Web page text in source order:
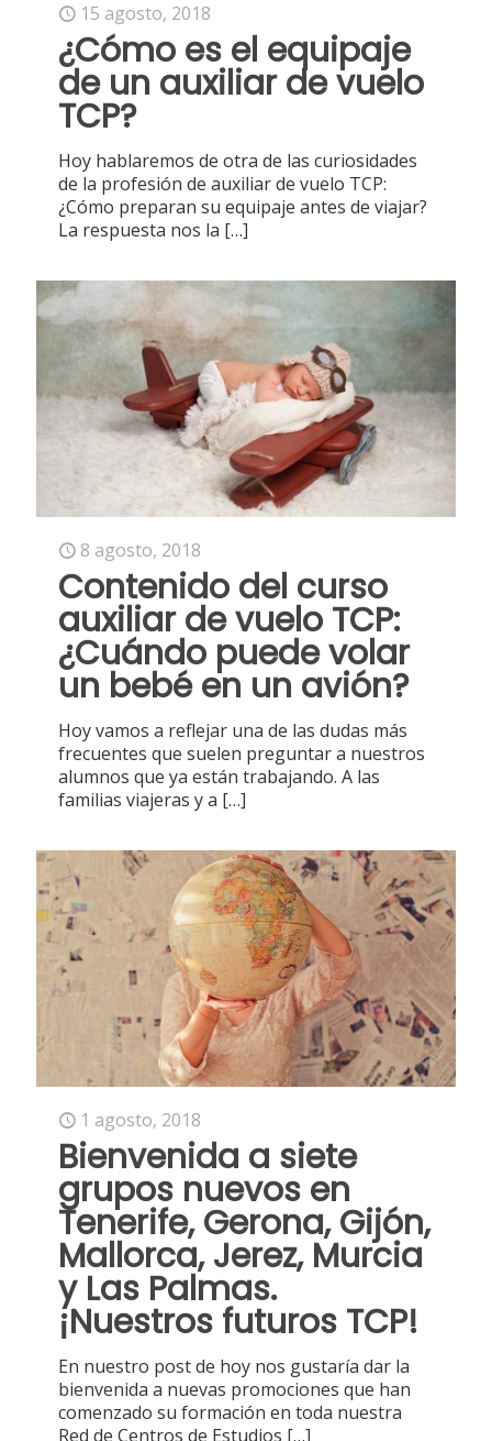
15 agosto, 2018
¿Cómo es el equipaje
de un auxiliar de vuelo
TCP?
Hoy hablaremos de otra de las curiosidades
de la profesión de auxiliar de vuelo TCP:
¿Cómo preparan su equipaje antes de viajar?
La respuesta nos la […]
8 agosto, 2018
Contenido del curso
auxiliar de vuelo TCP:
¿Cuándo puede volar
un bebé en un avión?
Hoy vamos a reflejar una de las dudas más
frecuentes que suelen preguntar a nuestros
alumnos que ya están trabajando. A las
familias viajeras y a […]
1 agosto, 2018
Bienvenida a siete
grupos nuevos en
Tenerife, Gerona, Gijón,
Mallorca, Jerez, Murcia
y Las Palmas.
¡Nuestros futuros TCP!
En nuestro post de hoy nos gustaría dar la
bienvenida a nuevas promociones que han
comenzado su formación en toda nuestra
Red de Centros de Estudios […]